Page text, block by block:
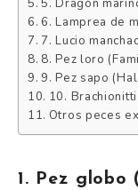
5. Dragón
6. Lamprea de
7. Lucio
8. Pez loro
9. Pez sapo
10.
Otros peces
1. Pez globo